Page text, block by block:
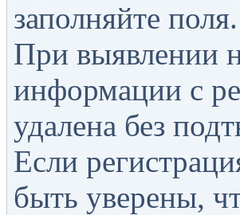
заполняйте поля.
При выявлении
информации с
удалена без
Если
быть уверены,